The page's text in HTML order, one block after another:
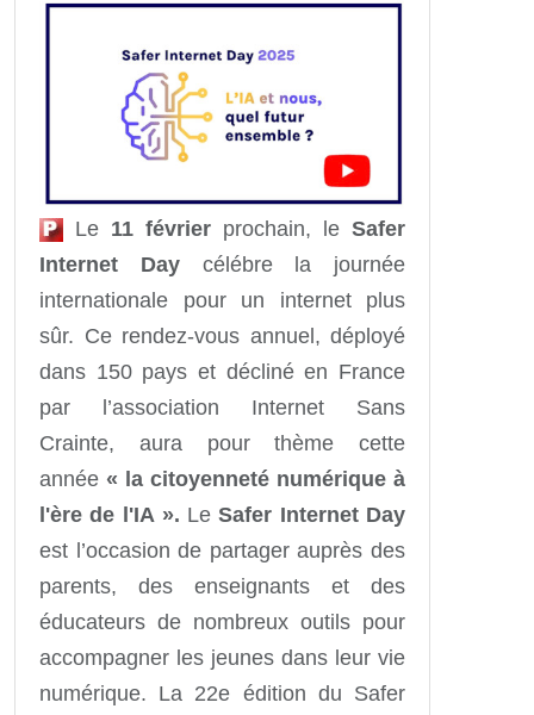
Le 11 février prochain, le Safer
Internet Daycélébre la journée
internationale pour un internet plus
sûr. Ce rendez-vous annuel, déployé
dans 150 pays et décliné en France
par l’association Internet Sans
Crainte, aura pour thème cette
année « la citoyenneté numérique à
l'ère de l'IA ». LeSafer Internet Day
est l’occasion de partager auprès des
parents, des enseignants et des
éducateurs de nombreux outils pour
accompagner les jeunes dans leur vie
numérique. La 22e édition du Safer